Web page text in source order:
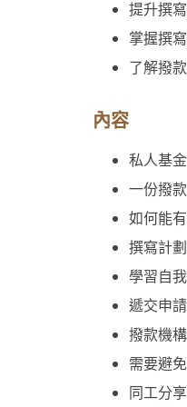
提升撰
掌握撰
了解撥
內容
私人基
一份撥
如何能
撰寫計
學習自
遞交申
撥款機
需要避
同工分